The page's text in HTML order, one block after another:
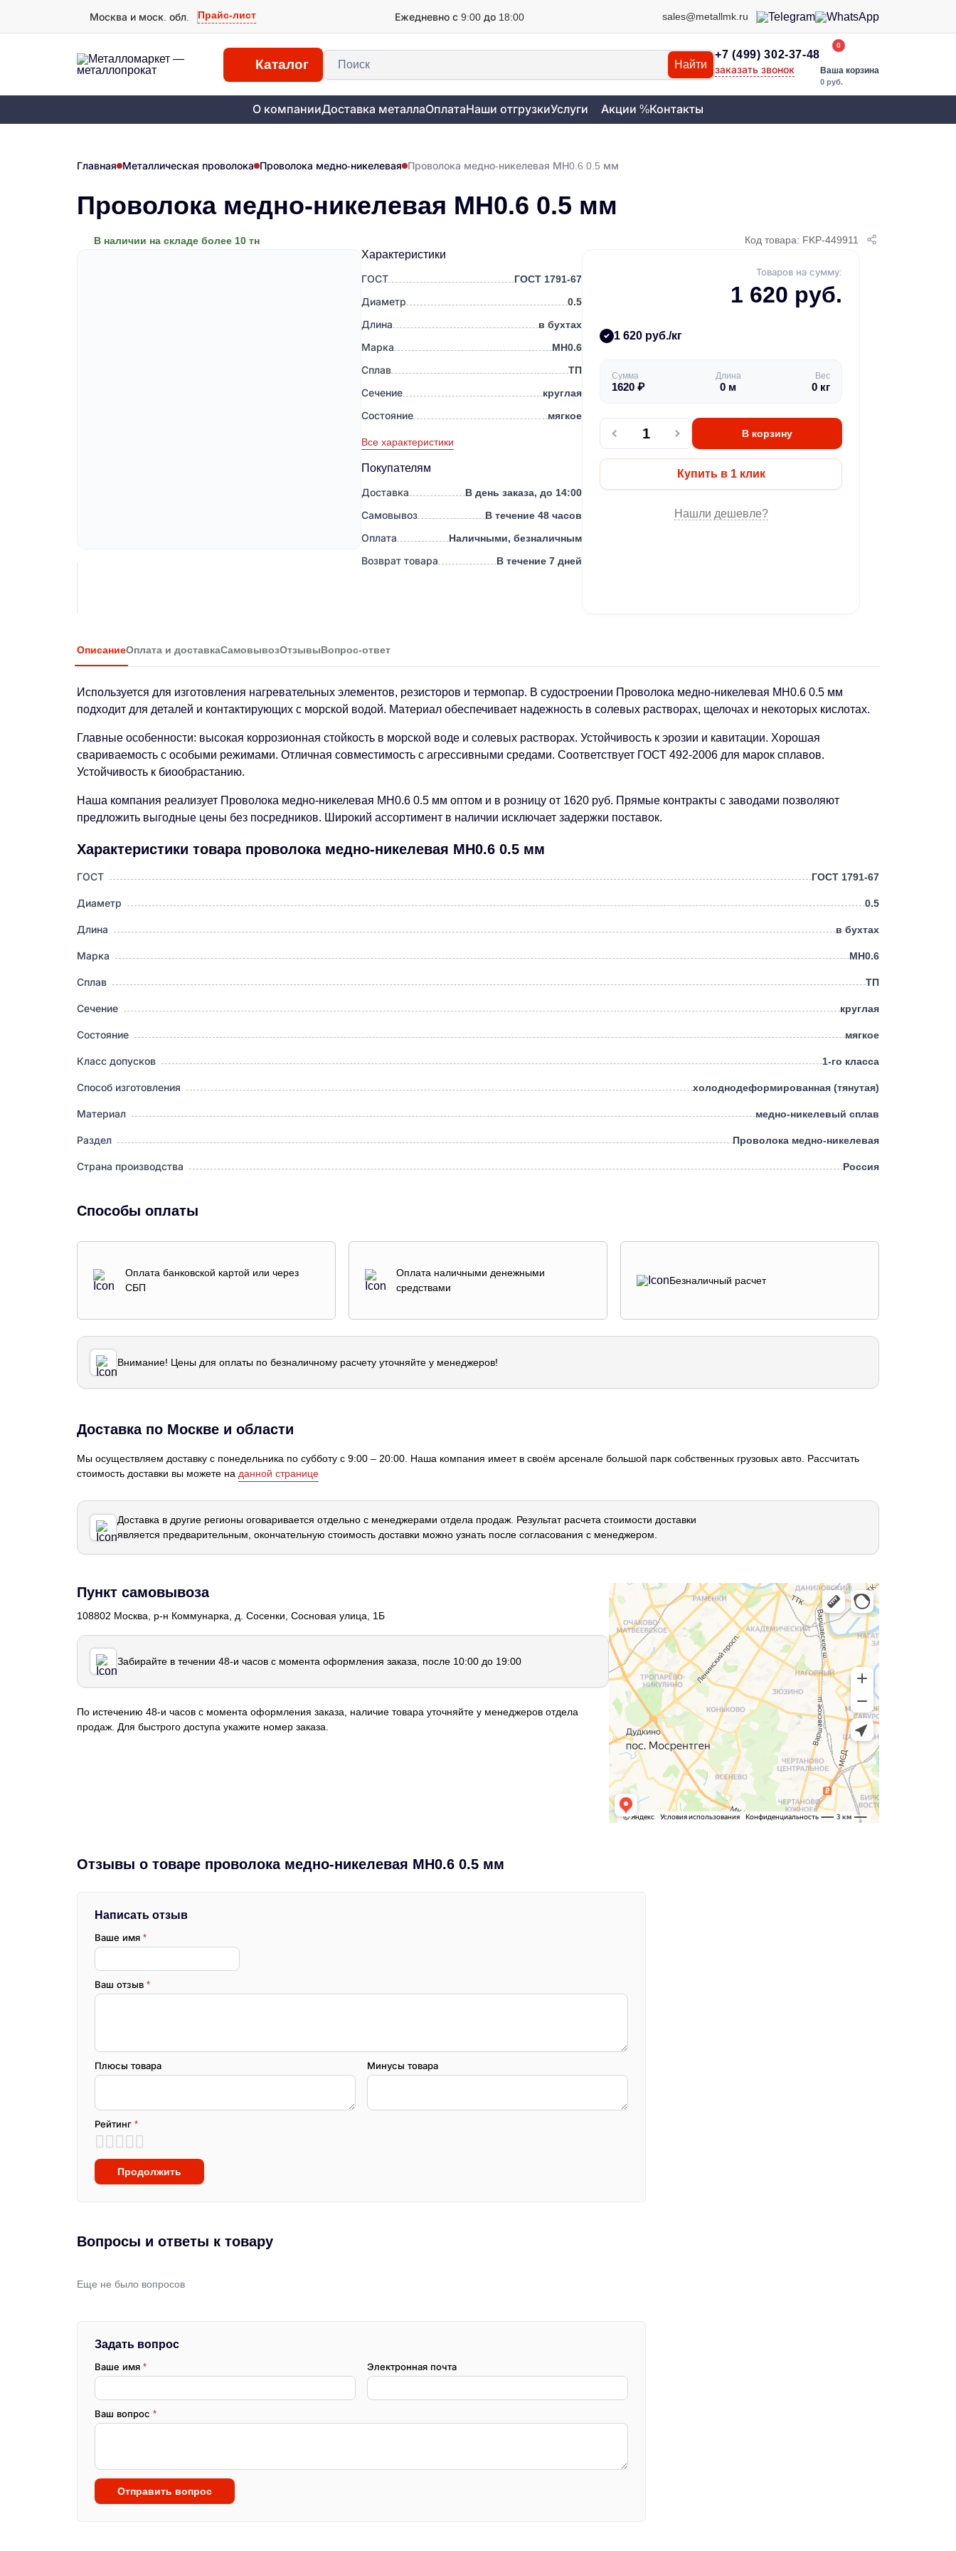
Москва и моск. обл. Прайс-лист Ежедневно с 9:00 до 18:00 sales@metallmk.ru
Каталог Найти
+7 (499) 302-37-48
заказать звонок
0
Ваша корзина
0 руб.
О компанииДоставка металлаОплатаНаши отгрузкиУслуги Акции %Контакты
Главная Металлическая проволока Проволока медно-никелевая Проволока медно-никелевая МН0.6 0.5 мм
Проволока медно-никелевая МН0.6 0.5 мм
В наличии на складе более 10 тн Код товара: FKP-449911
Характеристики
ГОСТ
ГОСТ 1791-67
Диаметр
0.5
Длина
в бухтах
Марка
МН0.6
Сплав
ТП
Сечение
круглая
Состояние
мягкое
Все характеристики
Покупателям
Доставка
В день заказа, до 14:00
Самовывоз
В течение 48 часов
Оплата
Наличными, безналичным
Возврат товара
В течение 7 дней
Товаров на сумму:
1 620 руб.
1 620 руб./кг
Сумма
1620 ₽
Длина
0 м
Вес
0 кг
В корзину
Купить в 1 клик
Нашли дешевле?
ОписаниеОплата и доставкаСамовывозОтзывыВопрос-ответ
Используется для изготовления нагревательных элементов, резисторов и термопар. В судостроении Проволока медно-никелевая МН0.6 0.5 мм
подходит для деталей и контактирующих с морской водой. Материал обеспечивает надежность в солевых растворах, щелочах и некоторых кислотах.
Главные особенности: высокая коррозионная стойкость в морской воде и солевых растворах. Устойчивость к эрозии и кавитации. Хорошая
свариваемость с особыми режимами. Отличная совместимость с агрессивными средами. Соответствует ГОСТ 492-2006 для марок сплавов.
Устойчивость к биообрастанию.
Наша компания реализует Проволока медно-никелевая МН0.6 0.5 мм оптом и в розницу от 1620 руб. Прямые контракты с заводами позволяют
предложить выгодные цены без посредников. Широкий ассортимент в наличии исключает задержки поставок.
Характеристики товара проволока медно-никелевая МН0.6 0.5 мм
ГОСТ ГОСТ 1791-67
Диаметр 0.5
Длина в бухтах
Марка МН0.6
Сплав ТП
Сечение круглая
Состояние мягкое
Класс допусков 1-го класса
Способ изготовления холоднодеформированная (тянутая)
Материал медно-никелевый сплав
Раздел Проволока медно-никелевая
Страна производства Россия
Способы оплаты
Оплата банковской картой или через
СБП
Оплата наличными денежными
средствами
Безналичный расчет
Внимание! Цены для оплаты по безналичному расчету уточняйте у менеджеров!
Доставка по Москве и области
Мы осуществляем доставку с понедельника по субботу с 9:00 – 20:00. Наша компания имеет в своём арсенале большой парк собственных грузовых авто. Рассчитать
стоимость доставки вы можете на данной странице
Доставка в другие регионы оговаривается отдельно с менеджерами отдела продаж. Результат расчета стоимости доставки
является предварительным, окончательную стоимость доставки можно узнать после согласования с менеджером.
Пункт самовывоза
108802 Москва, р-н Коммунарка, д. Сосенки, Сосновая улица, 1Б
Забирайте в течении 48-и часов с момента оформления заказа, после 10:00 до 19:00
По истечению 48-и часов с момента оформления заказа, наличие товара уточняйте у менеджеров отдела
продаж. Для быстрого доступа укажите номер заказа.
Отзывы о товаре проволока медно-никелевая МН0.6 0.5 мм
Написать отзыв
Ваше имя *
Ваш отзыв *
Плюсы товара Минусы товара
Рейтинг *
Продолжить
Вопросы и ответы к товару
Еще не было вопросов
Задать вопрос
Ваше имя * Электронная почта
Ваш вопрос *
Отправить вопрос